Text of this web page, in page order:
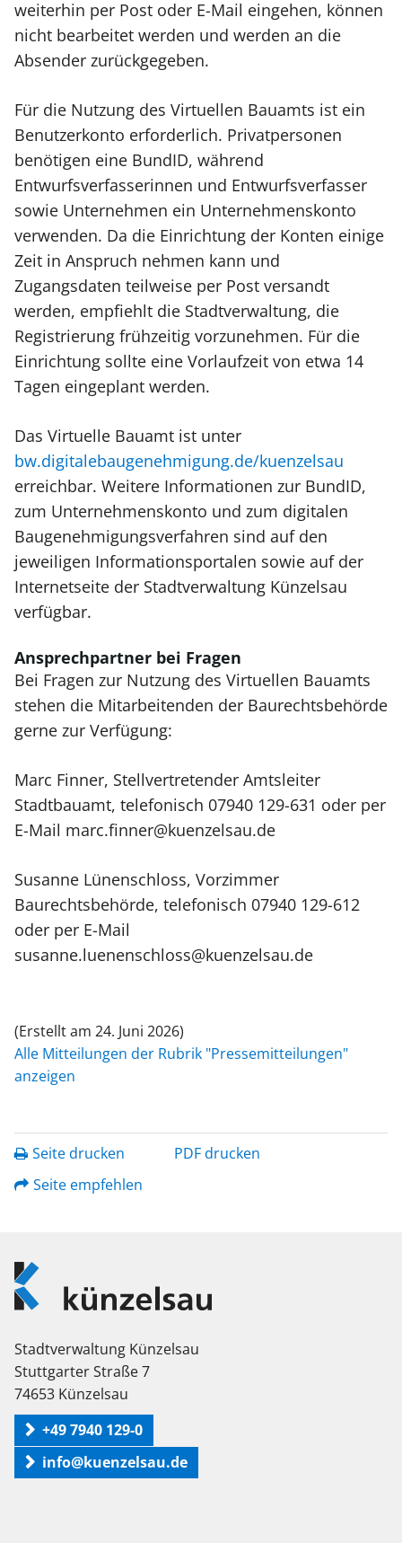
weiterhin per Post oder E-Mail eingehen, können
nicht bearbeitet werden und werden an die
Absender zurückgegeben.
Für die Nutzung des Virtuellen Bauamts ist ein
Benutzerkonto erforderlich. Privatpersonen
benötigen eine BundID, während
Entwurfsverfasserinnen und Entwurfsverfasser
sowie Unternehmen ein Unternehmenskonto
verwenden. Da die Einrichtung der Konten einige
Zeit in Anspruch nehmen kann und
Zugangsdaten teilweise per Post versandt
werden, empfiehlt die Stadtverwaltung, die
Registrierung frühzeitig vorzunehmen. Für die
Einrichtung sollte eine Vorlaufzeit von etwa 14
Tagen eingeplant werden.
Das Virtuelle Bauamt ist unter
bw.digitalebaugenehmigung.de/kuenzelsau
erreichbar. Weitere Informationen zur BundID,
zum Unternehmenskonto und zum digitalen
Baugenehmigungsverfahren sind auf den
jeweiligen Informationsportalen sowie auf der
Internetseite der Stadtverwaltung Künzelsau
verfügbar.
Ansprechpartner bei Fragen
Bei Fragen zur Nutzung des Virtuellen Bauamts
stehen die Mitarbeitenden der Baurechtsbehörde
gerne zur Verfügung:
Marc Finner, Stellvertretender Amtsleiter
Stadtbauamt, telefonisch 07940 129-631 oder per
E-Mail marc.finner@kuenzelsau.de
Susanne Lünenschloss, Vorzimmer
Baurechtsbehörde, telefonisch 07940 129-612
oder per E-Mail
susanne.luenenschloss@kuenzelsau.de
(Erstellt am 24. Juni 2026)
Alle Mitteilungen der Rubrik "Pressemitteilungen"
anzeigen
Seite drucken
PDF drucken
Seite empfehlen
Logo
Künzelsau
Stadtverwaltung Künzelsau
Stuttgarter Straße 7
74653 Künzelsau
+49 7940 129-0
info@kuenzelsau.de